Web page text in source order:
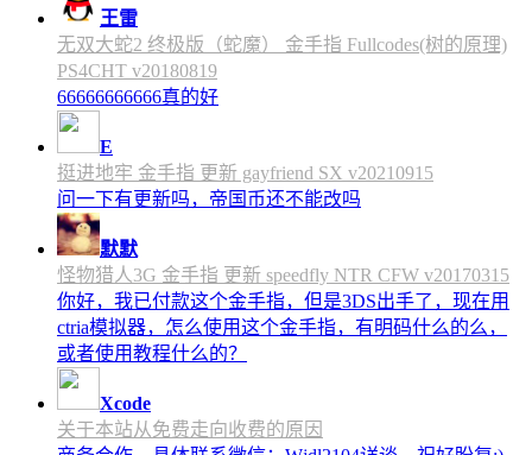
王雷
无双大蛇2 终极版（蛇魔） 金手指 Fullcodes(树的原理)
PS4CHT v20180819
66666666666真的好
E
挺进地牢 金手指 更新 gayfriend SX v20210915
问一下有更新吗，帝国币还不能改吗
默默
怪物猎人3G 金手指 更新 speedfly NTR CFW v20170315
你好，我已付款这个金手指，但是3DS出手了，现在用
ctria模拟器，怎么使用这个金手指，有明码什么的么，
或者使用教程什么的？
Xcode
关于本站从免费走向收费的原因